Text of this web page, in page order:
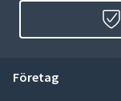
Företag